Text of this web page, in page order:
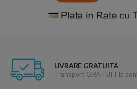
LIVRARE GRATUITA
Transport GRATUIT la